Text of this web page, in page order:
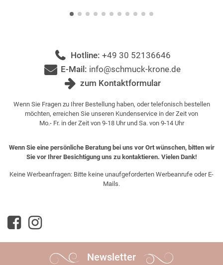
Hotline: +49 30 52136646
E-Mail: info@schmuck-krone.de
zum Kontaktformular
Wenn Sie Fragen zu Ihrer Bestellung haben, oder telefonisch bestellen
möchten, erreichen Sie unseren Kundenservice in der Zeit von
Mo.- Fr. in der Zeit von 9-18 Uhr und Sa. von 9-14 Uhr
Wenn Sie eine persönliche Beratung bei uns vor Ort wünschen, bitten wir
Sie vor Ihrer Besichtigung uns zu kontaktieren. Vielen Dank!
Keine Werbeanfragen: Bitte keine unaufgeforderten Werbeanrufe oder E-
Mails.
Newsletter